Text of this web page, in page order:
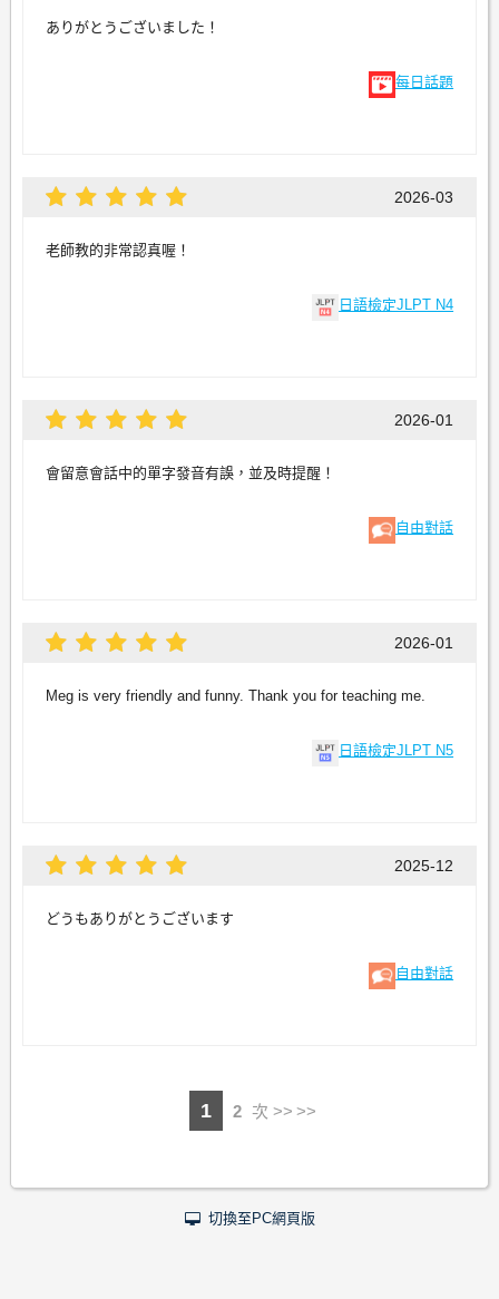
ありがとうございました！
每日話題
2026-03
老師教的非常認真喔！
日語檢定JLPT N4
2026-01
會留意會話中的單字發音有誤，並及時提醒！
自由對話
2026-01
Meg is very friendly and funny. Thank you for teaching me.
日語檢定JLPT N5
2025-12
どうもありがとうございます
自由對話
1 2 次 >>
切換至PC網頁版